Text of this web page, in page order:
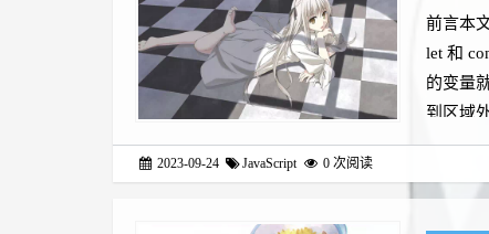
前言本
let 和
的变量
到区域
2023-09-24 JavaScript 0次阅读